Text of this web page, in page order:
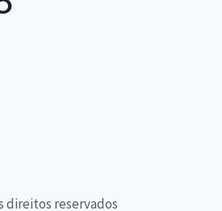
direitos reservados